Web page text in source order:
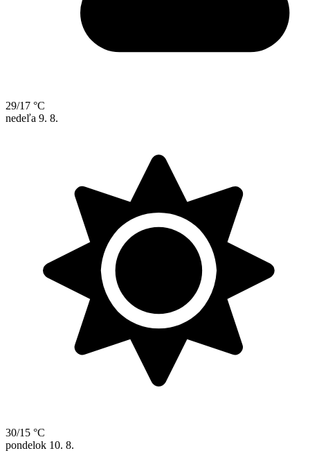
29/17 °C
nedeľa 9. 8.
30/15 °C
pondelok 10. 8.